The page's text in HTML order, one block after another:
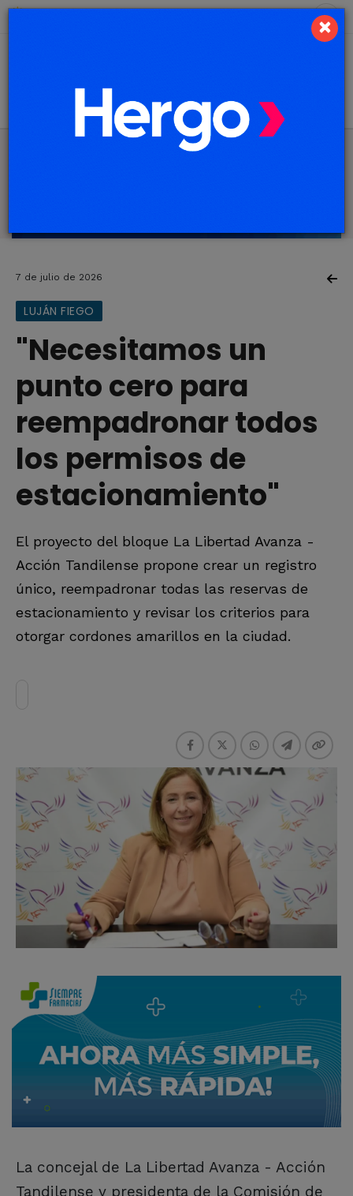
7 de julio de 2026
LUJÁN FIEGO
"Necesitamos un
punto cero para
reempadronar todos
los permisos de
estacionamiento"
El proyecto del bloque La Libertad Avanza -
Acción Tandilense propone crear un registro
único, reempadronar todas las reservas de
estacionamiento y revisar los criterios para
otorgar cordones amarillos en la ciudad.
La concejal de La Libertad Avanza - Acción
Tandilense y presidenta de la Comisión de
×